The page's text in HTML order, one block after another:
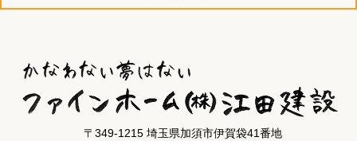
〒349-1215 埼玉県加須市伊賀袋41番地